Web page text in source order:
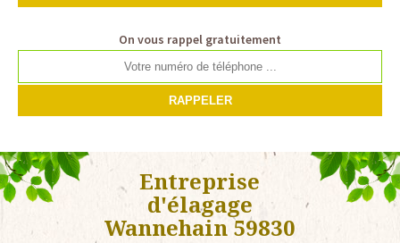
On vous rappel gratuitement
Entreprise
d'élagage
Wannehain 59830